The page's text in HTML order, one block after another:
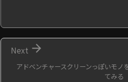
アドベンチャースクリーンっぽいモノ
てみる

Next